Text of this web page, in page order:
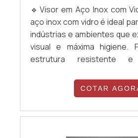
🔹Visor em Aço Inox com Vidro O
aço inox com vidro é ideal
indústrias e ambientes que
visual e máxima higiene.
estrutura resistente e
ambientes internos, sem
vedação e a assepsia.
limpar e com design
COTAR